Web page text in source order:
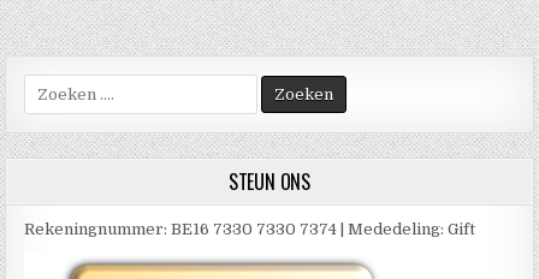
naar:
STEUN ONS
Rekeningnummer: BE16 7330 7330 7374 | Mededeling: Gift